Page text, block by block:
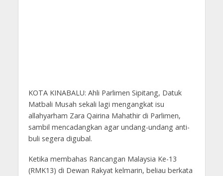
KOTA KINABALU: Ahli Parlimen Sipitang, Datuk
Matbali Musah sekali lagi mengangkat isu
allahyarham Zara Qairina Mahathir di Parlimen,
sambil mencadangkan agar undang-undang anti-
buli segera digubal.
Ketika membahas Rancangan Malaysia Ke-13
(RMK13) di Dewan Rakyat kelmarin, beliau berkata